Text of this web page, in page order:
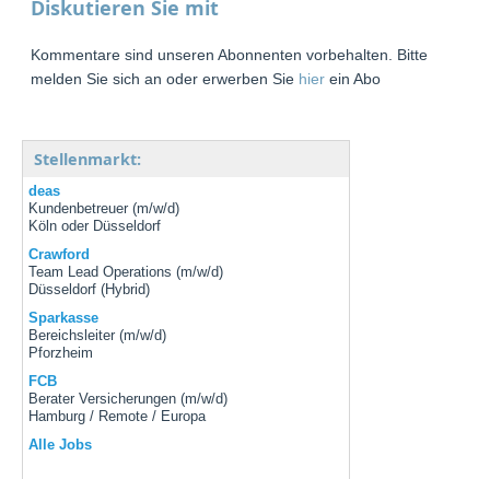
Diskutieren Sie mit
Kommentare sind unseren Abonnenten vorbehalten. Bitte
melden Sie sich an oder erwerben Sie hier ein Abo
Stellenmarkt:
deas
Kundenbetreuer (m/w/d)
Köln oder Düsseldorf
Crawford
Team Lead Operations (m/w/d)
Düsseldorf (Hybrid)
Sparkasse
Bereichsleiter (m/w/d)
Pforzheim
FCB
Berater Versicherungen (m/w/d)
Hamburg / Remote / Europa
Alle Jobs